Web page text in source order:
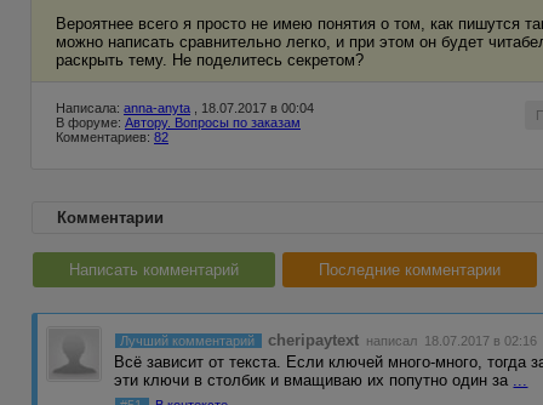
Вероятнее всего я просто не имею понятия о том, как пишутся
можно написать сравнительно легко, и при этом он будет
раскрыть тему. Не поделитесь секретом?
Написала: anna-anyta , 18.07.2017 в 00:04
В форуме: Автору. Вопросы по заказам
Комментариев: 82
Комментарии
Написать комментарий Последние комментарии
Лучший комментарий cheripaytext написал 18.07.2017 в 02:16
Всё зависит от текста. Если ключей много-много, тогда
эти ключи в столбик и вмащиваю их попутно один за ...